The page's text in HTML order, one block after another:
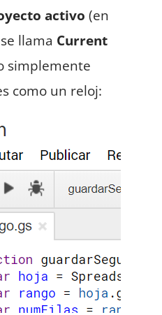
activo (en
llama Current
simplemente
como un reloj: